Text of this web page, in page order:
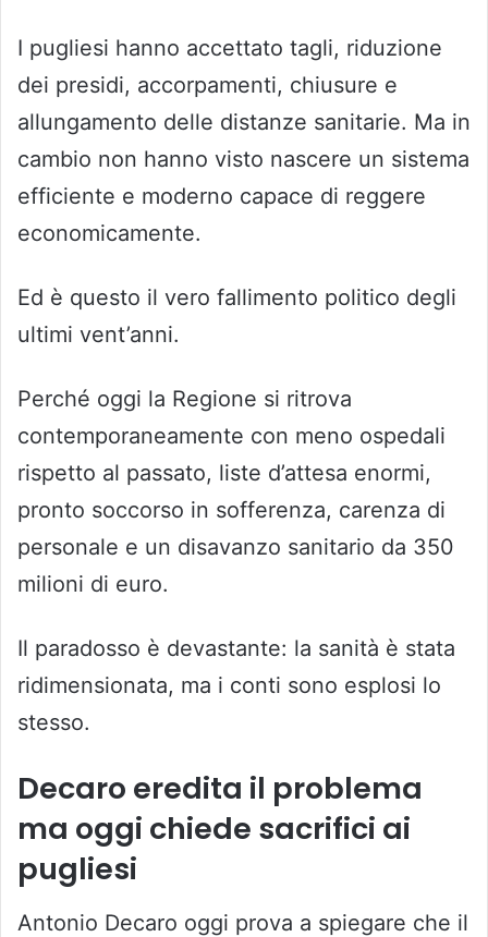
I pugliesi hanno accettato tagli, riduzione
dei presidi, accorpamenti, chiusure e
allungamento delle distanze sanitarie. Ma in
cambio non hanno visto nascere un sistema
efficiente e moderno capace di reggere
economicamente.
Ed è questo il vero fallimento politico degli
ultimi vent’anni.
Perché oggi la Regione si ritrova
contemporaneamente con meno ospedali
rispetto al passato, liste d’attesa enormi,
pronto soccorso in sofferenza, carenza di
personale e un disavanzo sanitario da 350
milioni di euro.
Il paradosso è devastante: la sanità è stata
ridimensionata, ma i conti sono esplosi lo
stesso.
Decaro eredita il problema
ma oggi chiede sacrifici ai
pugliesi
Antonio Decaro oggi prova a spiegare che il